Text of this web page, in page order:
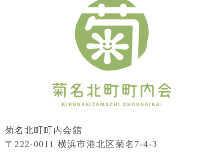
菊名北町町内会館
〒222-0011 横浜市港北区菊名7-4-3